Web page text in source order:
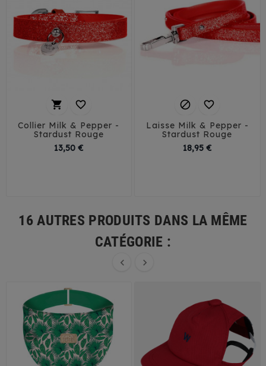
 
Collier Milk & Pepper -
Stardust Rouge
13,50 €Prix
 
Laisse Milk & Pepper -
Stardust Rouge
18,95 €Prix
16 AUTRES PRODUITS DANS LA MÊME
CATÉGORIE :
 